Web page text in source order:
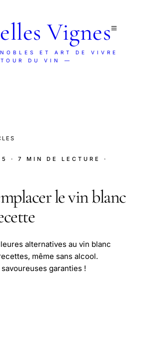
Vignes
ET ART DE VIVRE
DU VIN —
· 7 MIN DE LECTURE
·
le vin blanc
alternatives au vin blanc
même sans alcool.
garanties !